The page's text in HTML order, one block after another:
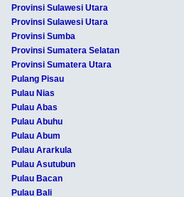
Provinsi Sulawesi Utara
Provinsi Sulawesi Utara
Provinsi Sumba
Provinsi Sumatera Selatan
Provinsi Sumatera Utara
Pulang Pisau
Pulau Nias
Pulau Abas
Pulau Abuhu
Pulau Abum
Pulau Ararkula
Pulau Asutubun
Pulau Bacan
Pulau Bali